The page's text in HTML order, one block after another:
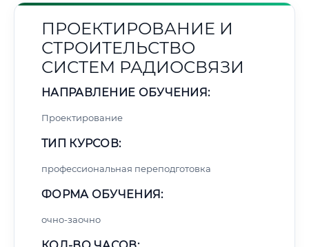
ПРОЕКТИРОВАНИЕ И
СТРОИТЕЛЬСТВО
СИСТЕМ РАДИОСВЯЗИ
НАПРАВЛЕНИЕ ОБУЧЕНИЯ:
Проектирование
ТИП КУРСОВ:
профессиональная переподготовка
ФОРМА ОБУЧЕНИЯ:
очно-заочно